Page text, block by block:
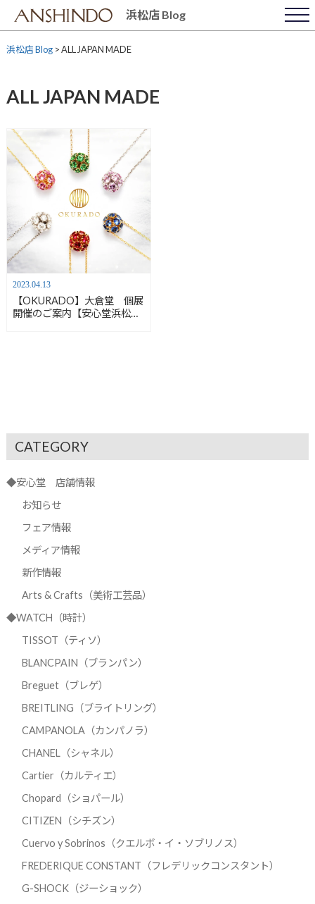
content
浜松店 Blog
浜松店 Blog>ALL JAPAN MADE
ALL JAPAN MADE
2023.04.13
【OKURADO】大倉堂 個展
開催のご案内【安心堂浜松
CATEGORY
◆安心堂 店舗情報
お知らせ
フェア情報
メディア情報
新作情報
Arts & Crafts（美術工芸品）
◆WATCH（時計）
TISSOT（ティソ）
BLANCPAIN（ブランパン）
Breguet（ブレゲ）
BREITLING（ブライトリング）
CAMPANOLA（カンパノラ）
CHANEL（シャネル）
Cartier（カルティエ）
Chopard（ショパール）
CITIZEN（シチズン）
Cuervo y Sobrinos（クエルボ・イ・ソブリノス）
FREDERIQUE CONSTANT（フレデリックコンスタント）
G-SHOCK（ジーショック）